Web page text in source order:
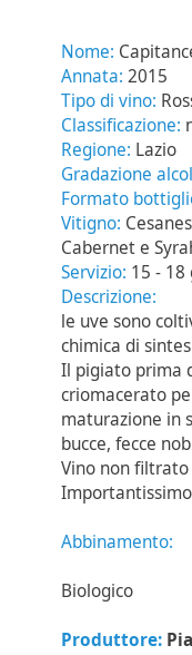
Nome:
Annata: 2015
Tipo di vino:
Classificazione:
Regione: Lazio
Gradazione
Formato
Vitigno:
Cabernet e
Servizio: 15 -
Descrizione:
le uve sono
chimica di
Il pigiato prima
criomacerato
maturazione in
bucce, fecce
Vino non
Abbinamento:
Biologico
Produttore: